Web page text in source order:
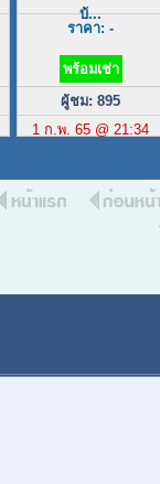
บ้...
ราคา: -
พร้อมเช่า
ผู้ชม: 895
1 ก.พ. 65 @ 21:34